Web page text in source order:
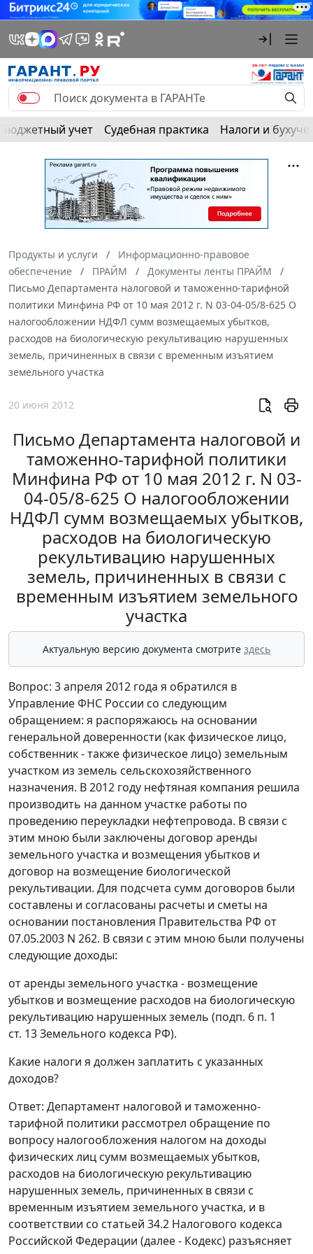
Бюджетный учет Судебная практика Налоги и
Продукты и услуги
Информационно-правовое
обеспечение
ПРАЙМ
Документы ленты ПРАЙМ
Письмо Департамента налоговой и таможенно-тарифной
политики Минфина РФ от 10 мая 2012 г. N 03-04-05/8-625 О
налогообложении НДФЛ сумм возмещаемых убытков,
расходов на биологическую рекультивацию нарушенных
земель, причиненных в связи с временным изъятием
земельного участка
20 июня 2012
Письмо Департамента налоговой и
таможенно-тарифной политики
Минфина РФ от 10 мая 2012 г. N 03-
04-05/8-625 О налогообложении
НДФЛ сумм возмещаемых убытков,
расходов на биологическую
рекультивацию нарушенных
земель, причиненных в связи с
временным изъятием земельного
участка
Актуальную версию документа смотрите здесь
Вопрос: 3 апреля 2012 года я обратился в
Управление ФНС России со следующим
обращением: я распоряжаюсь на основании
генеральной доверенности (как физическое лицо,
собственник - также физическое лицо) земельным
участком из земель сельскохозяйственного
назначения. В 2012 году нефтяная компания решила
производить на данном участке работы по
проведению переукладки нефтепровода. В связи с
этим мною были заключены договор аренды
земельного участка и возмещения убытков и
договор на возмещение биологической
рекультивации. Для подсчета сумм договоров были
составлены и согласованы расчеты и сметы на
основании постановления Правительства РФ от
07.05.2003 N 262. В связи с этим мною были получены
следующие доходы:
от аренды земельного участка - возмещение
убытков и возмещение расходов на биологическую
рекультивацию нарушенных земель (подп. 6 п. 1
ст. 13 Земельного кодекса РФ).
Какие налоги я должен заплатить с указанных
доходов?
Ответ: Департамент налоговой и таможенно-
тарифной политики рассмотрел обращение по
вопросу налогообложения налогом на доходы
физических лиц сумм возмещаемых убытков,
расходов на биологическую рекультивацию
нарушенных земель, причиненных в связи с
временным изъятием земельного участка, и в
соответствии со статьей 34.2 Налогового кодекса
Российской Федерации (далее - Кодекс) разъясняет